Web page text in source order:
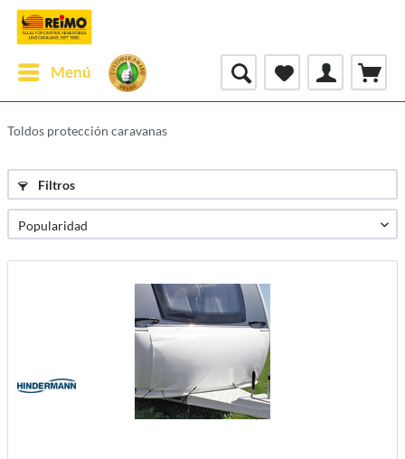
Menú
Toldos protección caravanas
Filtros